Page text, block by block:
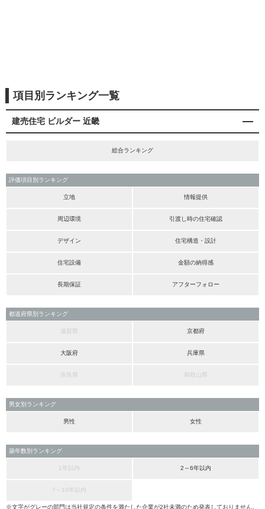
項目別ランキング一覧
建売住宅 ビルダー 近畿
総合ランキング
評価項目別ランキング
立地 情報提供
周辺環境 引渡し時の住宅確認
デザイン 住宅構造・設計
住宅設備 金額の納得感
長期保証 アフターフォロー
都道府県別ランキング
滋賀県 京都府
大阪府 兵庫県
奈良県 和歌山県
男女別ランキング
男性 女性
築年数別ランキング
1年以内 2～6年以内
7～10年以内
※文字がグレーの部門は当社規定の条件を満たした企業が2社未満のため発表しておりません。